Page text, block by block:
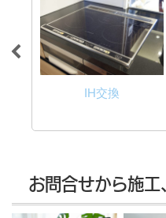
換気扇交換・取付
お問合せから施